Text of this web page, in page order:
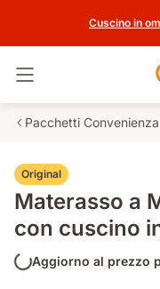
Cuscino in
Pacchetti Convenienza
Original
Materasso a
con cuscino
Aggiorno al prezzo